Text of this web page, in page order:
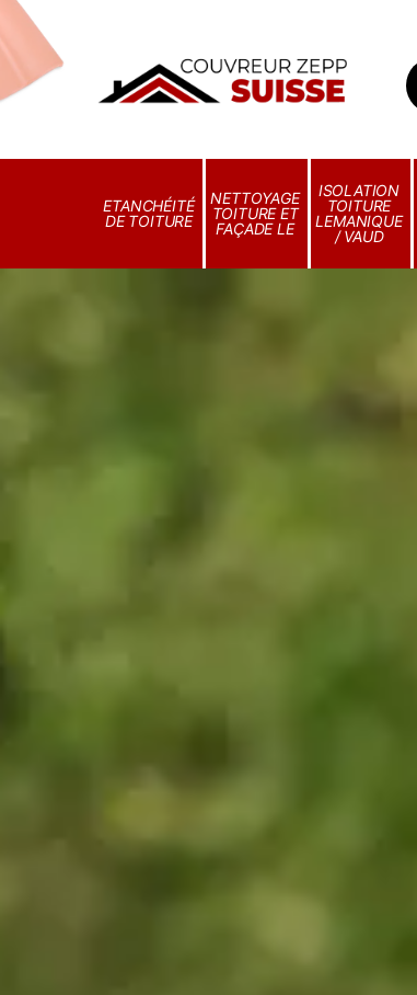
ETANCHÉITÉ
DE TOITURE
NETTOYAGE
TOITURE ET
FAÇADE LE
ISOLATION
TOITURE
LEMANIQUE
/ VAUD